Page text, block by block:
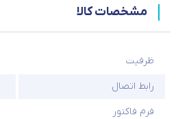
مشخصات کالا
ظرفیت
رابط اتصال
فرم فاکتور